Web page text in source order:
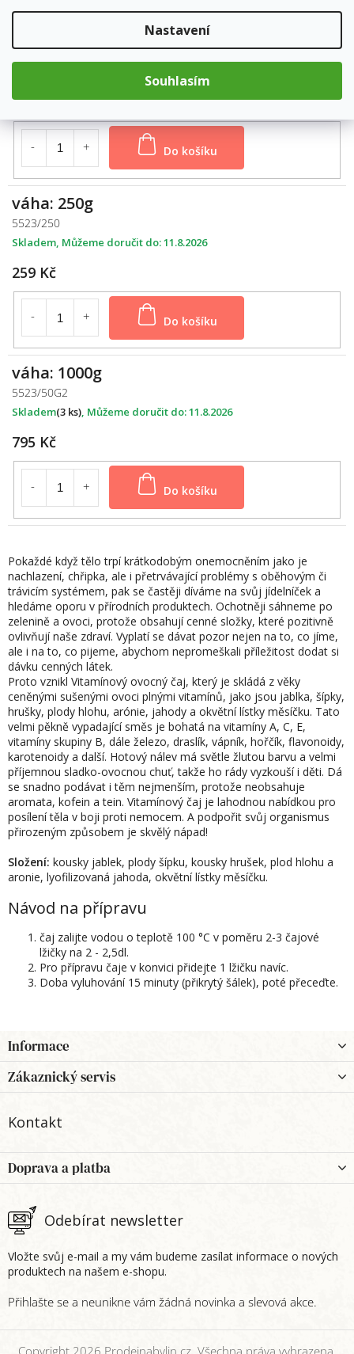
Nastavení
Souhlasím
5523/100
119 Kč
Do košíku
váha: 250g
5523/250
259 Kč
Skladem 11.8.2026
váha: 1000g
5523/50G2
795 Kč
Do košíku
Skladem(3 ks) 11.8.2026
Pokaždé když tělo trpí krátkodobým onemocněním jako je
nachlazení, chřipka, ale i přetrvávající problémy s oběhovým či
trávicím systémem, pak se častěji díváme na svůj jídelníček a
hledáme oporu v přírodních produktech. Ochotněji sáhneme po
zelenině a ovoci, protože obsahují cenné složky, které pozitivně
ovlivňují naše zdraví. Vyplatí se dávat pozor nejen na to, co jíme,
ale i na to, co pijeme, abychom nepromeškali příležitost dodat si
dávku cenných látek.
Proto vznikl Vitamínový ovocný čaj, který je skládá z věky
ceněnými sušenými ovoci plnými vitamínů, jako jsou jablka, šípky,
hrušky, plody hlohu, arónie, jahody a okvětní lístky měsíčku. Tato
velmi pěkně vypadající směs je bohatá na vitamíny A, C, E,
vitamíny skupiny B, dále železo, draslík, vápník, hořčík, flavonoidy,
karotenoidy a další. Hotový nálev má světle žlutou barvu a velmi
příjemnou sladko-ovocnou chuť, takže ho rády vyzkouší i děti. Dá
se snadno podávat i těm nejmenším, protože neobsahuje
aromata, kofein a tein. Vitamínový čaj je lahodnou nabídkou pro
posílení těla v boji proti nemocem. A podpořit svůj organismus
přirozeným způsobem je skvělý nápad!
Složení: kousky jablek, plody šípku, kousky hrušek, plod hlohu a
aronie, lyofilizovaná jahoda, okvětní lístky měsíčku.
Návod na přípravu
čaj zalijte vodou o teplotě 100 °C v poměru 2-3 čajové
lžičky na 2 - 2,5dl.
Pro přípravu čaje v konvici přidejte 1 lžičku navíc.
Doba vyluhování 15 minuty (přikrytý šálek), poté přeceďte.
á
p
a
Informace
Zákaznický servis
Kontakt
Odebírat newsletter
Vložte svůj e-mail a my vám budeme zasílat informace o nových
produktech na našem e-shopu.
Doprava a platba